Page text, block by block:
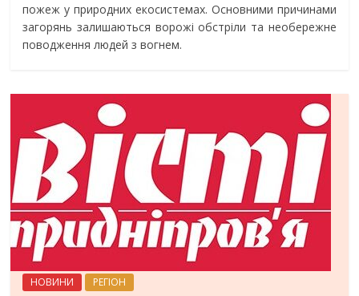
пожеж у природних екосистемах. Основними причинами
загорянь залишаються ворожі обстріли та необережне
поводження людей з вогнем.
НОВИНИ РЕГІОН